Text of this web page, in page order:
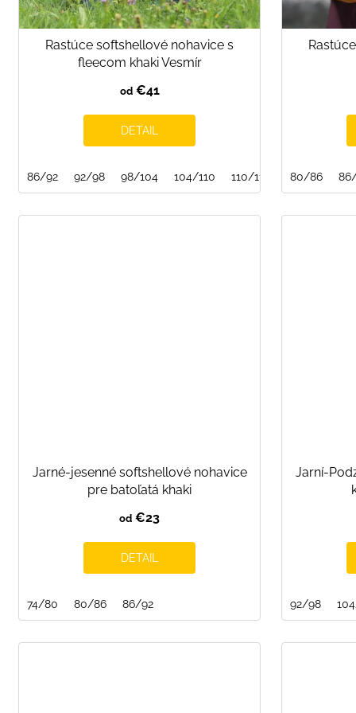
t
o
Rastúce softshellové nohavice s
fleecom khaki Vesmír
od€41
DETAIL
86/92 92/98 98/104 104/110 110/116 116/122
80/86
Jarné-jesenné softshellové nohavice
pre batoľatá khaki
od €23
DETAIL
74/80 80/86 86/92
Jarní-
92/98